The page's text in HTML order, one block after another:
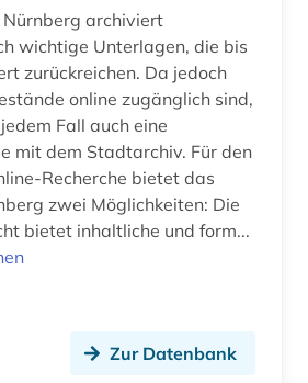
bauvorhaben (1)
bauzeichnung (1)
bayerisch schwaben (1)
archiviert
wichtige Unterlagen, die bis
zurückreichen. Da jedoch
online zugänglich sind,
Fall auch eine
mit dem Stadtarchiv. Für den
zwei Möglichkeiten: Die
bietet inhaltliche und form...
Zur Datenbank